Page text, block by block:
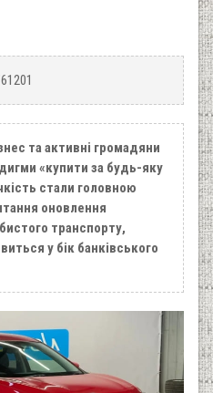
та активні громадяни
«купити за будь-яку
стали головною
оновлення
транспорту,
у бік банківського